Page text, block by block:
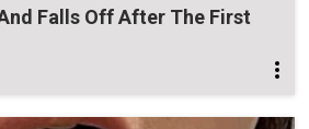
Falls Off After The First